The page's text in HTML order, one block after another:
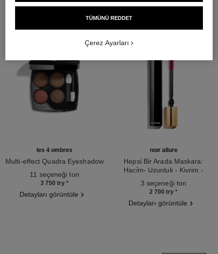
les 4 ombres
Multi-effect Quadra Eyeshadow
11 seçeneği ton
3 750 try *
Detayları görüntüle
noir allure
Hepsi̇ Bi̇r Arada Maskara:
Haci̇m- Uzunluk - Kivrim -
3 seçeneği ton
2 700 try *
Detayları görüntüle
TÜMÜNÜ REDDET
Çerez Ayarları